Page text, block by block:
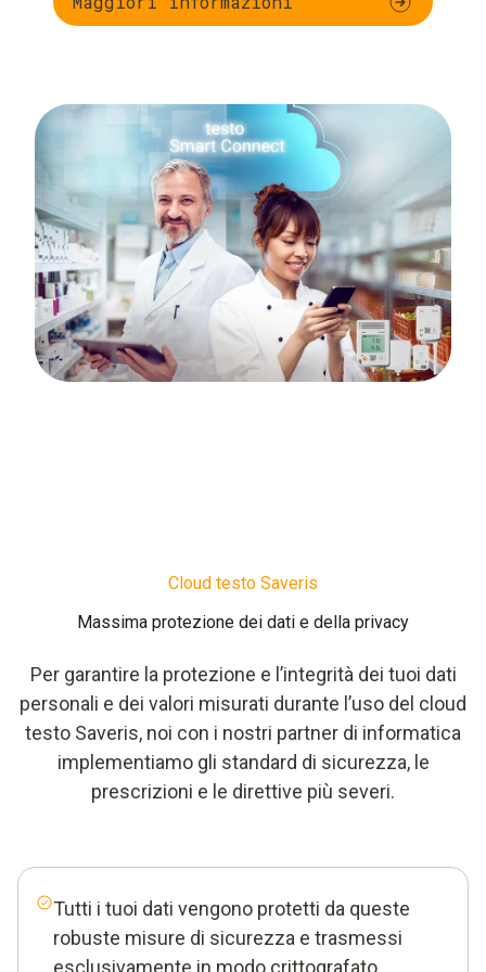
Cloud testo Saveris
Massima protezione dei dati e della privacy
Per garantire la protezione e l’integrità dei tuoi dati
personali e dei valori misurati durante l’uso del cloud
testo Saveris, noi con i nostri partner di informatica
implementiamo gli standard di sicurezza, le
prescrizioni e le direttive più severi.
Tutti i tuoi dati vengono protetti da queste
robuste misure di sicurezza e trasmessi
esclusivamente in modo crittografato.